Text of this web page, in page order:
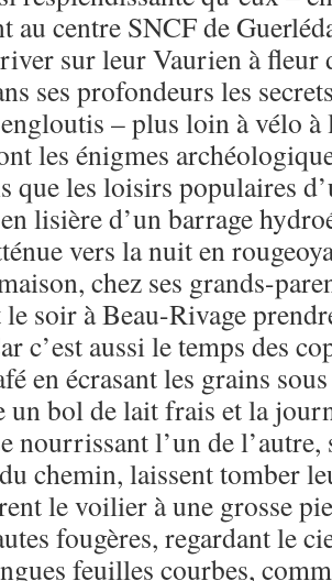
au centre SNCF de
sur leur Vaurien à fleur
ses profondeurs les
– plus loin à vélo à
les énigmes
que les loisirs populaires
lisière d’un barrage
vers la nuit en
chez ses grands-
soir à Beau-Rivage
c’est aussi le temps des
en écrasant les grains
bol de lait frais et la
nourrissant l’un de
chemin, laissent tomber
le voilier à une grosse
fougères, regardant le
feuilles courbes,